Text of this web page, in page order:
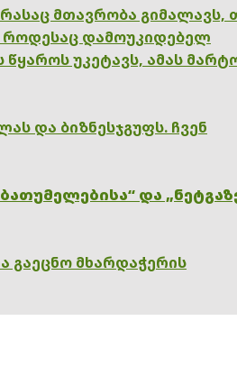
მთავრობა გიმალავს,
როდესაც დამოუკიდებელ
უკეტავს, ამას
და ბიზნესჯგუფს. ჩვენ
და
გაეცნო მხარდაჭერის